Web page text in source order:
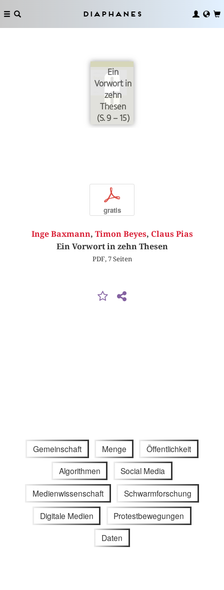
Diaphanes
Ein
Vorwort in
zehn
Thesen
(S. 9 – 15)
p
gratis
Inge Baxmann, Timon Beyes, Claus Pias
Ein Vorwort in zehn Thesen
PDF, 7 Seiten
Gemeinschaft Menge Öffentlichkeit
Algorithmen Social Media
Medienwissenschaft Schwarmforschung
Digitale Medien Protestbewegungen
Daten